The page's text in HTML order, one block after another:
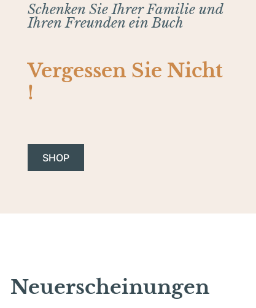
Schenken Sie Ihrer Familie und
Ihren Freunden ein Buch
Vergessen Sie Nicht
!
SHOP
Neuerscheinungen